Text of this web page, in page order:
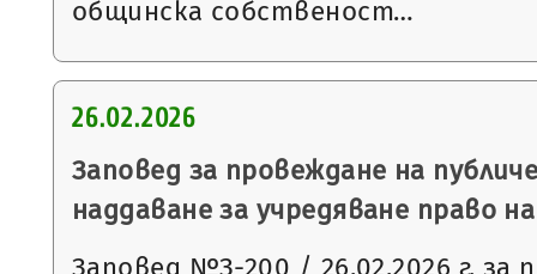
общинска собственост…
26.02.2026
Заповед за провеждане на
наддаване за учредяване право
Заповед №З-200 / 26.02.2026 г. за